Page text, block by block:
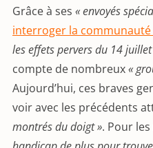
Grâce à ses « envoyés
interroger la
les effets pervers du 14 juillet
compte de nombreux«
Aujourd’hui, ces braves
voir avec les précédents
montrés du doigt ». Pour